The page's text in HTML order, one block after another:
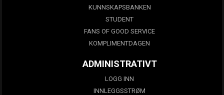
KUNNSKAPSBANKEN
STUDENT
FANS OF GOOD SERVICE
KOMPLIMENTDAGEN
ADMINISTRATIVT
LOGG INN
INNLEGGSSTRØM